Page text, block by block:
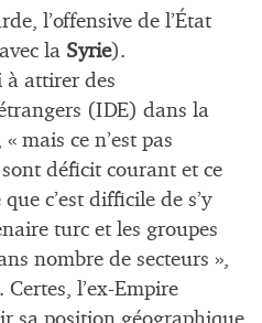
l’offensive de l’État
la Syrie).
à attirer des
(IDE) dans la
mais ce n’est pas
déficit courant et ce
c’est difficile de s’y
turc et les groupes
nombre de secteurs »,
l’ex-Empire